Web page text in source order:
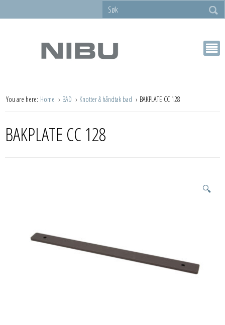
You are here: Home BAD Knotter & håndtak bad BAKPLATE CC 128
BAKPLATE CC 128
🔍